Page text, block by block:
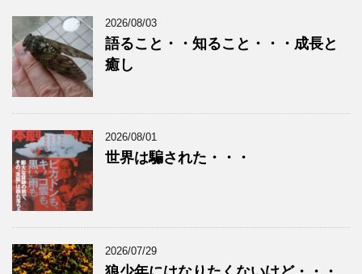
2026/08/03
語ること・・知ること・・・成長と
癒し
2026/08/01
世界は騙された・・・
2026/07/29